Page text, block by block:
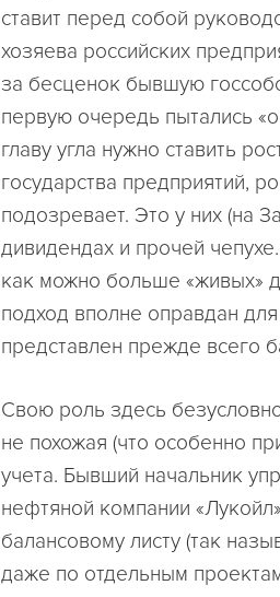
ставит перед собой
хозяева российских
за бесценок бывшую
первую очередь пытались
главу угла нужно ставить
государства предприятий,
подозревает. Это у них (на
дивидендах и прочей
как можно больше «живых»
подход вполне оправдан
представлен прежде всего
Свою роль здесь
не похожая (что особенно
учета. Бывший начальник
нефтяной компании
балансовому листу (так
даже по отдельным